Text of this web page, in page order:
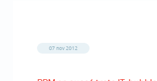
07 nov 2012